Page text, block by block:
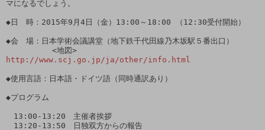
マになるでしょう。
◆日　時：2015年9月4日（金）13:00～18:00 （12:30受付開始）
◆会　場：日本学術会議講堂（地下鉄千代田線乃木坂駅５番出口）
<地図>
http://www.scj.go.jp/ja/other/info.html
◆使用言語：日本語・ドイツ語（同時通訳あり）
◆プログラム
13:00-13:20　主催者挨拶
13:20-13:50　日独双方からの報告